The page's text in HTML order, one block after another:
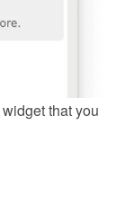
widget that you